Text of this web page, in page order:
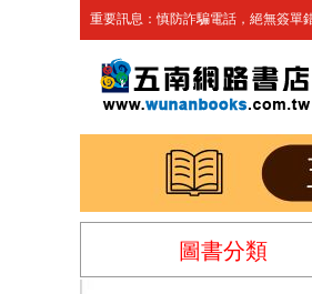
重要訊息：慎防詐騙電話，絕無簽單
圖書分類